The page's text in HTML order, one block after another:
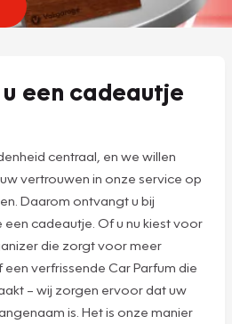
een cadeautje
centraal, en we willen
vertrouwen in onze service op
Daarom ontvangt u bij
cadeautje. Of u nu kiest voor
die zorgt voor meer
verfrissende Car Parfum die
– wij zorgen ervoor dat uw
is. Het is onze manier